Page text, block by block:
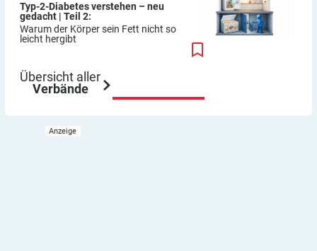
Typ-2-Diabetes verstehen – neu
gedacht | Teil 2:
Warum der Körper sein Fett nicht so
leicht hergibt
Übersicht aller
Verbände